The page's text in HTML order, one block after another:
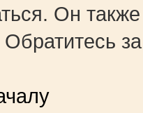
Он
Обратитесь